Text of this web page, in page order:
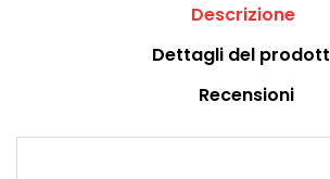
Descrizione
Dettagli del
Recensioni